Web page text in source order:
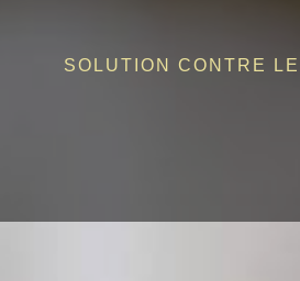
SOLUTION CONTRE